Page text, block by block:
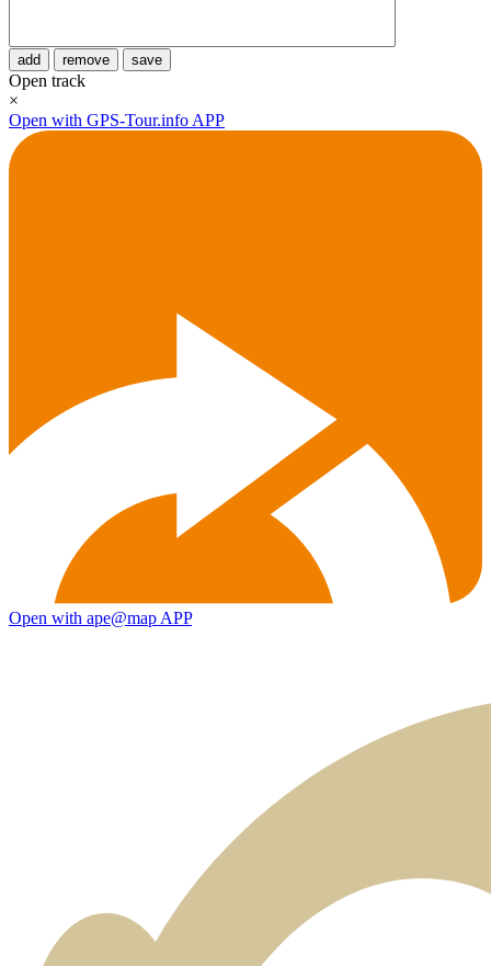
add remove save
Open track
×
Open with GPS-Tour.info APP
Open with ape@map APP